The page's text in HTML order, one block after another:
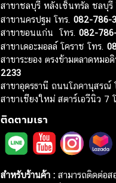
สาขาชลบุรี หลังเซ็นทรัล ชลบุ
สาขานครปฐม โทร.082-786-
สาขาขอนแก่น โทร.082-
สาขาเดอะมอลล์ โคราช โทร.
สาขาระยอง ตรงข้ามตลาดหมอ
2233
สาขาอุดรธานี ถนนโภคานุสรณ์
สาขาเชียงใหม่ สตาร์เอวีนิว 7
ติดตามเรา
สำหรับร้านค้า : สามารถติดต่อส